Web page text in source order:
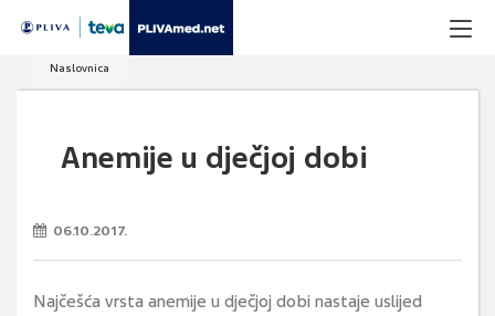
Naslovnica
Anemije u dječjoj dobi
06.10.2017.
Najčešća vrsta anemije u dječjoj dobi nastaje uslijed